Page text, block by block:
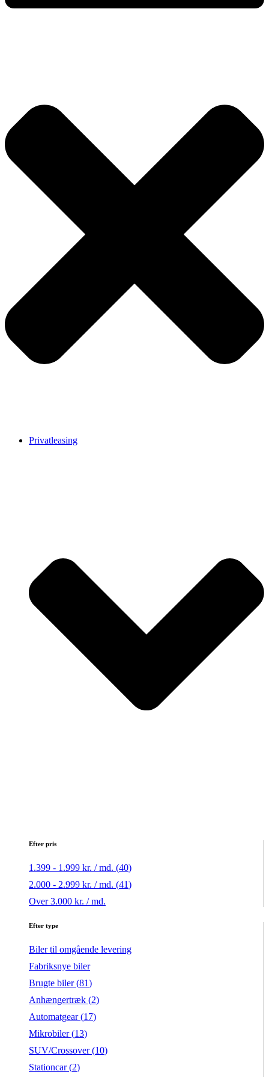
Privatleasing
Efter pris
1.399 - 1.999 kr. / md. (40)
2.000 - 2.999 kr. / md. (41)
Over 3.000 kr. / md.
Efter type
Biler til omgående levering
Fabriksnye biler
Brugte biler (81)
Anhængertræk (2)
Automatgear (17)
Mikrobiler (13)
SUV/Crossover (10)
Stationcar (2)